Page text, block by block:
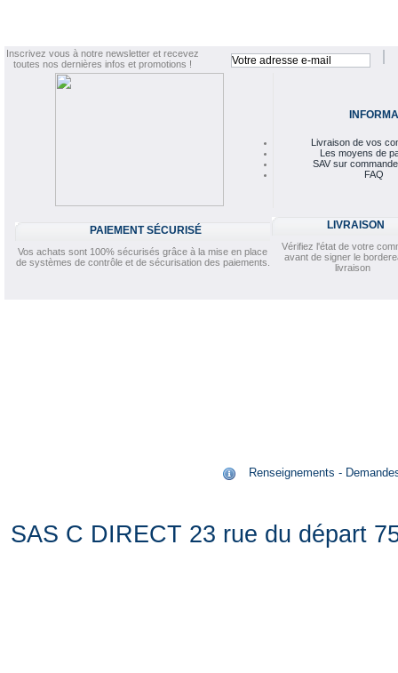
Inscrivez vous à notre newsletter et recevez
toutes nos dernières infos et promotions !
Livraison de vos
Les moyens de
SAV sur
FAQ
PAIEMENT SÉCURISÉ
Vos achats sont 100% sécurisés grâce à la mise en place
de systèmes de contrôle et de sécurisation des paiements.
LIVRAISON
Vérifiez l'état de votre
avant de signer le
livraison
Renseignements -
SAS C DIRECT 23 rue du départ